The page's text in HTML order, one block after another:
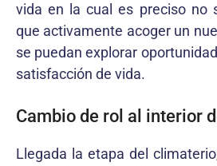
vida en la cual es preciso no
que activamente acoger un
se puedan explorar
satisfacción de vida.
Cambio de rol al interior
Llegada la etapa del